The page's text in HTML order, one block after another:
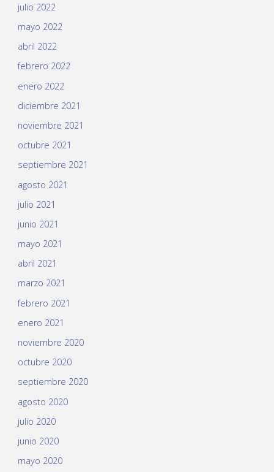
julio 2022
mayo 2022
abril 2022
febrero 2022
enero 2022
diciembre 2021
noviembre 2021
octubre 2021
septiembre 2021
agosto 2021
julio 2021
junio 2021
mayo 2021
abril 2021
marzo 2021
febrero 2021
enero 2021
noviembre 2020
octubre 2020
septiembre 2020
agosto 2020
julio 2020
junio 2020
mayo 2020